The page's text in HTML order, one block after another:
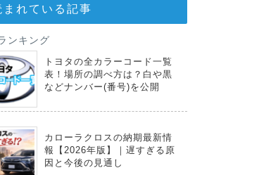
まれている記事
ンキング
トヨタの全カラーコード一覧
表！場所の調べ方は？白や黒
などナンバー(番号)を公開
カローラクロスの納期最新情
報【2026年版】｜遅すぎる原
因と今後の見通し